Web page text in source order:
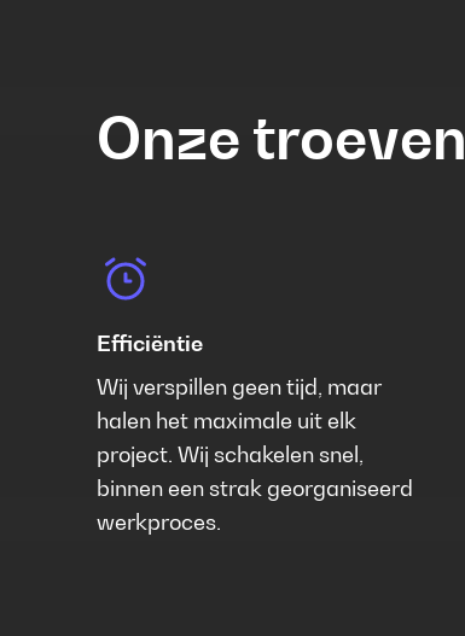
Onze troeven
Efficiëntie
Wij verspillen geen tijd, maar
halen het maximale uit elk
project. Wij schakelen snel,
binnen een strak georganiseerd
werkproces.